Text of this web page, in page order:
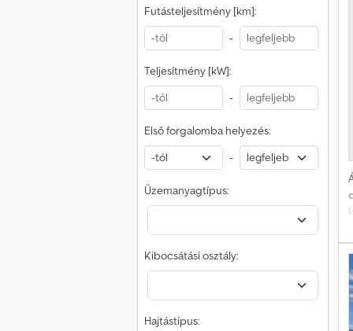
Futásteljesítmény [km]:
-
Teljesítmény [kW]:
-
Első forgalomba helyezés:
-
Üzemanyagtípus:
Kibocsátási osztály:
Hajtástípus: